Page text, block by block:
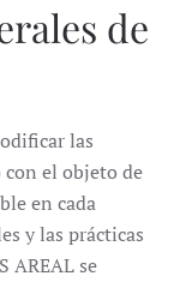
de
las
con el objeto de
en cada
y las prácticas
AREAL se